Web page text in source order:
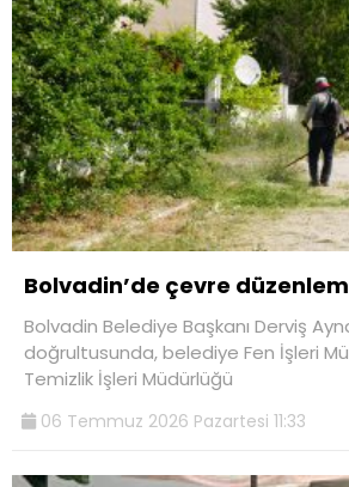
Bolvadin’de çevre
Bolvadin Belediye Başkanı Derviş
doğrultusunda, belediye Fen İşleri
Temizlik İşleri Müdürlüğü
06 Temmuz 2026 Pazartesi 11:33